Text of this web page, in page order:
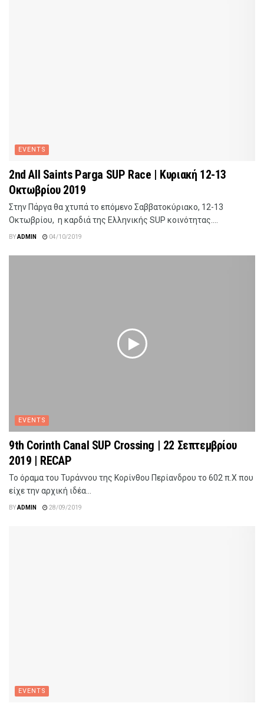
EVENTS
2nd All Saints Parga SUP Race | Κυριακή 12-13
Οκτωβρίου 2019
Στην Πάργα θα χτυπά το επόμενο Σαββατοκύριακο, 12-13
Οκτωβρίου, η καρδιά της Ελληνικής SUP κοινότητας....
BYADMIN 04/10/2019
EVENTS
9th Corinth Canal SUP Crossing | 22 Σεπτεμβρίου
2019 | RECAP
Το όραμα του Τυράννου της Κορίνθου Περίανδρου το 602 π.Χ που
είχε την αρχική ιδέα...
BYADMIN 28/09/2019
EVENTS